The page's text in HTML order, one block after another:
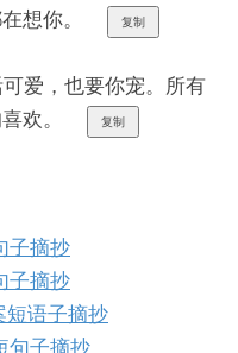
想你。
复制
爱，也要你宠。所有
欢。
复制
子摘抄
子摘抄
短语子摘抄
句子摘抄